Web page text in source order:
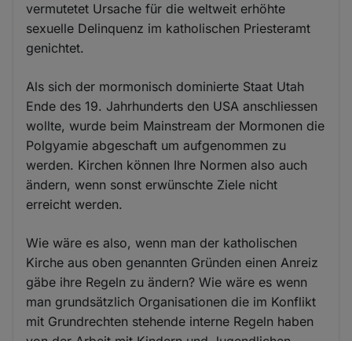
vermutetet Ursache für die weltweit erhöhte
sexuelle Delinquenz im katholischen Priesteramt
genichtet.
Als sich der mormonisch dominierte Staat Utah
Ende des 19. Jahrhunderts den USA anschliessen
wollte, wurde beim Mainstream der Mormonen die
Polgyamie abgeschaft um aufgenommen zu
werden. Kirchen können Ihre Normen also auch
ändern, wenn sonst erwünschte Ziele nicht
erreicht werden.
Wie wäre es also, wenn man der katholischen
Kirche aus oben genannten Gründen einen Anreiz
gäbe ihre Regeln zu ändern? Wie wäre es wenn
man grundsätzlich Organisationen die im Konflikt
mit Grundrechten stehende interne Regeln haben